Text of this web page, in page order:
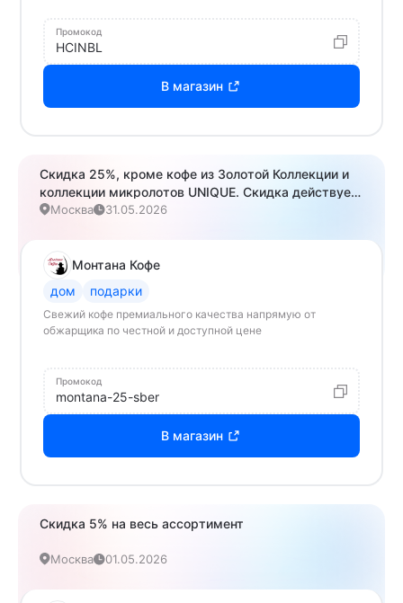
Промокод
HCINBL
В магазин
Скидка 25%, кроме кофе из Золотой Коллекции и
коллекции микролотов UNIQUE. Скидка действует
при заказе от 1500 руб.
Москва 31.05.2026
Монтана Кофе
дом
подарки
Свежий кофе премиального качества напрямую от
обжарщика по честной и доступной цене
Промокод
montana-25-sber
В магазин
Скидка 5% на весь ассортимент
Москва 01.05.2026